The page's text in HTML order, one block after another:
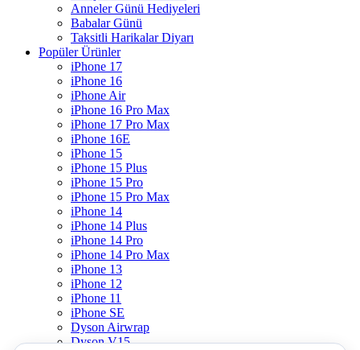
Anneler Günü Hediyeleri
Babalar Günü
Taksitli Harikalar Diyarı
Popüler Ürünler
iPhone 17
iPhone 16
iPhone Air
iPhone 16 Pro Max
iPhone 17 Pro Max
iPhone 16E
iPhone 15
iPhone 15 Plus
iPhone 15 Pro
iPhone 15 Pro Max
iPhone 14
iPhone 14 Plus
iPhone 14 Pro
iPhone 14 Pro Max
iPhone 13
iPhone 12
iPhone 11
iPhone SE
Dyson Airwrap
Dyson V15